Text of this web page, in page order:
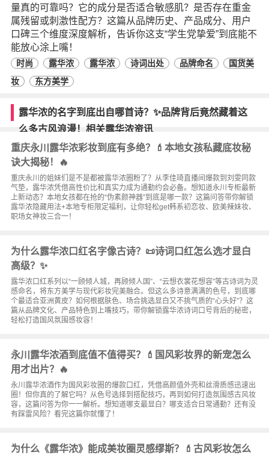
量真的可靠吗？它的成分是否适合敏感肌？是否存在重金
属残留或刺激性配方？这篇从品牌历史、产品成分、用户
口碑三个维度深度解析，告诉你这支“学生党挚爱”到底能不
能放心涂上嘴！
时尚 露华浓 露华浓 诗词出处 品牌命名
国货美
妆
东方美学
露华浓的名字到底出自哪首诗？✨品牌背后竟然藏着这
么多古风浪漫！相关露华浓资讯
重庆永川露华浓彩妆到底有多绝？💄本地女孩私藏底妆秘
诀大揭秘！🔥
重庆永川的姐妹们是不是都被露华浓圈粉了？从李佳琦直播间爆款到刘雯同款
气垫，露华浓凭借高性价比和真实力成为通勤约会必备。想知道永川专柜最新
上新动态？本地女孩都在抢的“伪素颜神器”到底是哪一款？这篇问答带你解锁
露华浓隐藏用法+本地专柜限定福利，让你轻松get韩系初恋妆、欧美辣妹妆、
职场女神妆三合一！
为什么露华浓口红名字像古诗？📜诗词口红怎么选才显白
高级？✨
露华浓口红系列以“一顾倾人城，再顾倾人国”、“云想衣裳花想容”等古诗词为灵
感命名，将东方美学与现代彩妆完美融合。但这么多诗意满满的色号，到底哪
个最适合亚洲黄皮？如何根据肤色、场合挑选显白又不挑气质的“心头好”？这
篇从品牌文化、产品特色到上嘴技巧，带你解锁露华浓诗词口号背后的秘密，
轻松打造国风氛围感妆容！
永川露华浓酒到底值不值得买？💄国风彩妆界的新宠怎么
用才出片？🔥
永川露华浓酒作为国风彩妆圈的爆款口红，凭借高颜值外壳和丝滑质感迅速出
圈！但你真的了解它吗？从色号选择到搭配技巧，再到如何打造氛围感古风妆
容，这篇问答为你一一解析。想知道哪支最显白？哪支适合日常通勤？还有没
有踩雷风险？看完这篇你就懂了！
为什么《露华浓》能成美妆圈灵感缪斯？💄古风彩妆怎么